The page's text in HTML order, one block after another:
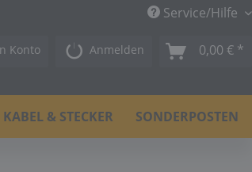
Service/Hilfe
Konto Anmelden 0,00 € *
KABEL & STECKER SONDERPOSTEN